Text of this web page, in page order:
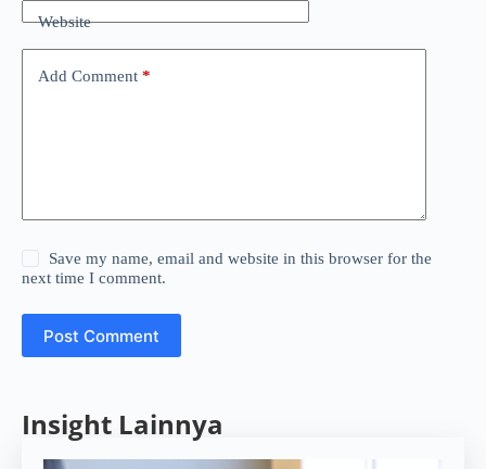
Website
Add Comment *
Save my name, email and website in this browser for the
next time I comment.
Post Comment
Insight Lainnya